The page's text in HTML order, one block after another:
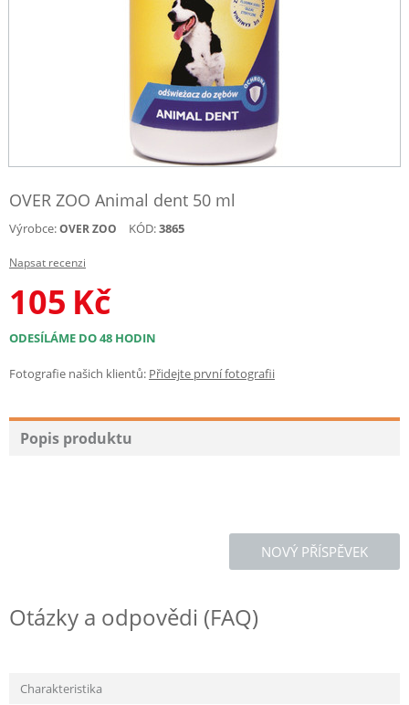
OVER ZOO Animal dent 50 ml
Výrobce:OVER ZOO KÓD:3865
Napsat recenzi
105 Kč
ODESÍLÁME DO 48 HODIN
Fotografie našich klientů: Přidejte první fotografii
Popis produktu
NOVÝ PŘÍSPĚVEK
Otázky a odpovědi (FAQ)
Charakteristika